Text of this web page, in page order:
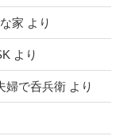
家 より
より
婦で呑兵衛 より